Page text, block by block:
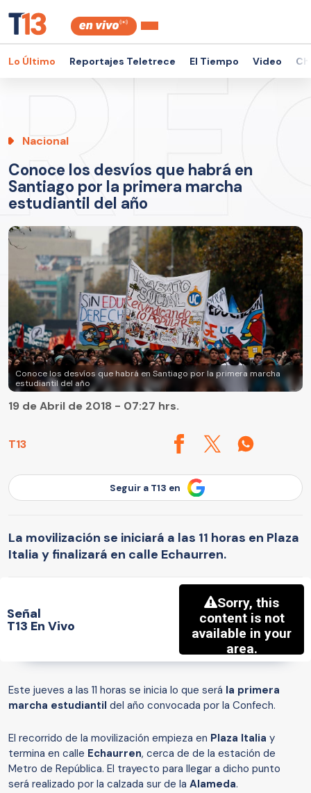
Lo Último Reportajes Teletrece El Tiempo Video
Nacional
Conoce los desvíos que habrá en
Santiago por la primera marcha
estudiantil del año
Conoce los desvíos que habrá en Santiago por la primera marcha
estudiantil del año
T13
19 de Abril de 2018 - 07:27 hrs.
Seguir a T13 en
La movilización se iniciará a las 11 horas en Plaza
Italia y finalizará en calle Echaurren.
Señal
T13 En Vivo
Este jueves a las 11 horas se inicia lo que será la primera
marcha estudiantil del año convocada por la Confech.
El recorrido de la movilización empieza en Plaza Italia y
termina en calle Echaurren, cerca de de la estación de
Metro de República. El trayecto para llegar a dicho punto
será realizado por la calzada sur de la Alameda.